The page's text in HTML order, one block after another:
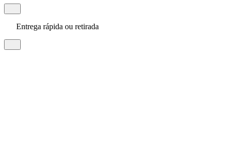
Entrega rápida ou retirada